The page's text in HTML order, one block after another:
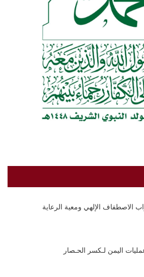
الاصطفاف الإلهي ومعية الرعاية
اليمن لـكسر الحـصار